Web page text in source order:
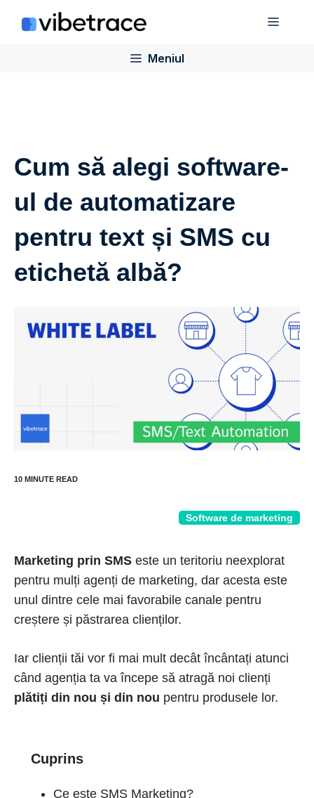
Meniul
Cum să alegi software-
ul de automatizare
pentru text și SMS cu
etichetă albă?
Software de marketing
Marketing prin SMS este un teritoriu neexplorat
pentru mulți agenți de marketing, dar acesta este
unul dintre cele mai favorabile canale pentru
creștere și păstrarea clienților.
Iar clienții tăi vor fi mai mult decât încântați atunci
când agenția ta va începe să atragă noi clienți
plătiți din nou și din nou pentru produsele lor.
Cuprins
Ce este SMS Marketing?